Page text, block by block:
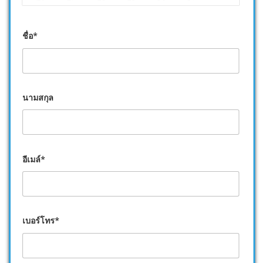
ชื่อ*
นามสกุล
อีเมล์*
เบอร์โทร*